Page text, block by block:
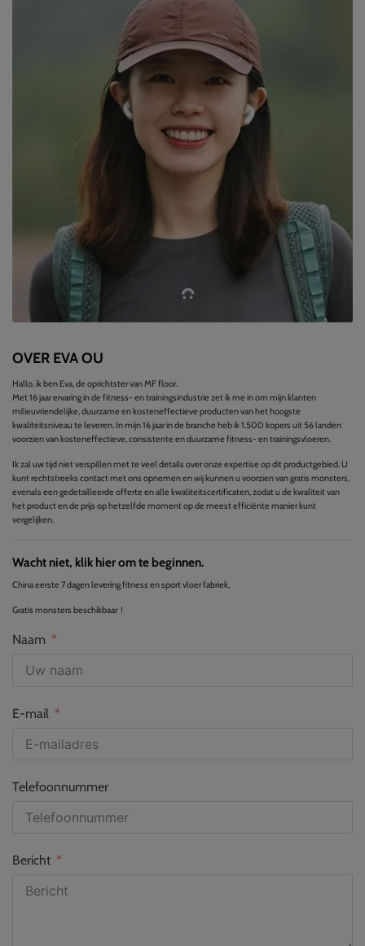
OVER EVA OU
Hallo, ik ben Eva, de oprichtster van MF floor.
Met 16 jaar ervaring in de fitness- en trainingsindustrie zet ik me in om mijn klanten
milieuvriendelijke, duurzame en kosteneffectieve producten van het hoogste
kwaliteitsniveau te leveren. In mijn 16 jaar in de branche heb ik 1.500 kopers uit 56 landen
voorzien van kosteneffectieve, consistente en duurzame fitness- en trainingsvloeren.
Ik zal uw tijd niet verspillen met te veel details over onze expertise op dit productgebied. U
kunt rechtstreeks contact met ons opnemen en wij kunnen u voorzien van gratis monsters,
evenals een gedetailleerde offerte en alle kwaliteitscertificaten, zodat u de kwaliteit van
het product en de prijs op hetzelfde moment op de meest efficiënte manier kunt
vergelijken.
Wacht niet, klik hier om te beginnen.
China eerste 7 dagen levering fitness en sport vloer fabriek,
Gratis monsters beschikbaar！
Naam
E-mail
Telefoonnummer
Bericht